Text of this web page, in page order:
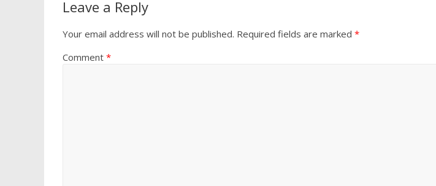
Leave a Reply
Your email address will not be published. Required fields are marked *
Comment *